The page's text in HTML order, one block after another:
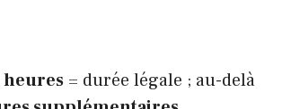
heures= durée légale ; au-delà